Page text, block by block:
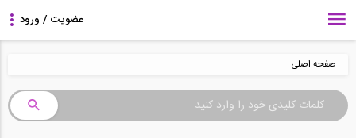
صفحه اصلی